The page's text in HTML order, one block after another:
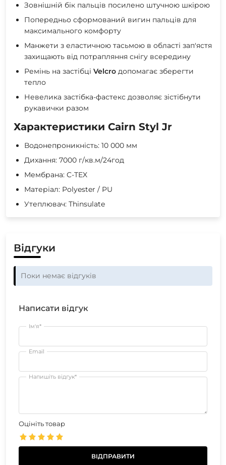
Зовнішній бік пальців посилено штучною шкірою
Попередньо сформований вигин пальців для
максимального комфорту
Манжети з еластичною тасьмою в області зап'ястя
захищають від потрапляння снігу всередину
Ремінь на застібці Velcro допомагає зберегти
тепло
Невелика застібка-фастекс дозволяє зістібнути
рукавички разом
Характеристики Cairn Styl Jr
Водонепроникність: 10 000 мм
Дихання: 7000 г/кв.м/24год
Мембрана: C-TEX
Матеріал: Polyester / PU
Утеплювач: Thinsulate
Відгуки
Поки немає відгуків
Написати відгук
Ім'я*
Email
Напишіть відгук*
Оцініть товар